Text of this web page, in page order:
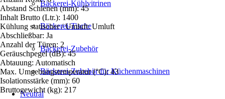
Bäckerei-Kühlvitrinen
Bäckerei-Tische
Bäckerei-Zubehör
Bäckerei-Zubehör für Küchenmaschinen
Neutral
Abstand Schienen (mm): 45
Inhalt Brutto (Ltr.): 1400
Kühlung statischer / Umluft: Umluft
Abschließbar: Ja
Anzahl der Türen: 2
Geräuschpegel (dB): 45
Abtauung: Automatisch
Max. Umgebungstemperatur (°C): 43
Isolationsstärke (mm): 60
Bruttogewicht (kg): 217